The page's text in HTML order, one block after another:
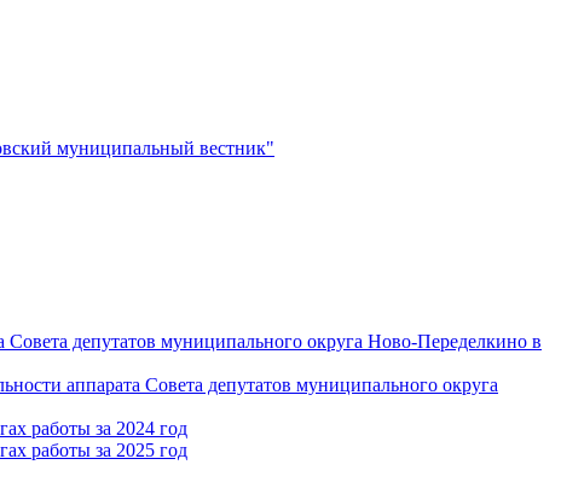
депутатов муниципального округа Ново-Переделкино в
аппарата Совета депутатов муниципального округа
работы за 2024 год
работы за 2025 год